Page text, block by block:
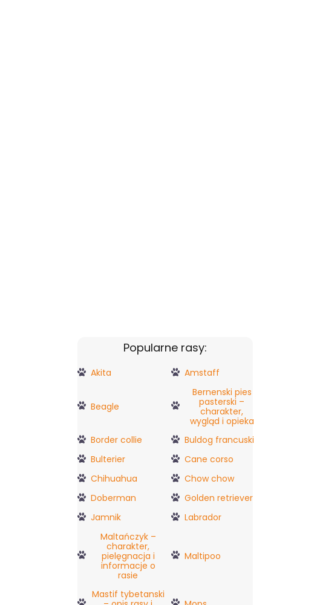
Popularne rasy:
Akita Amstaff
Beagle
Bernenski pies
pasterski –
charakter,
wygląd i opieka
Border collie
Buldog francuski
Bulterier
Cane corso
Chihuahua
Chow chow
Doberman
Golden retriever
Jamnik
Labrador
Maltańczyk –
charakter,
pielęgnacja i
informacje o
rasie
Maltipoo
Mastif tybetanski